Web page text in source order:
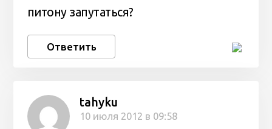
питону запутаться?
Ответить
tahyku
10 июля 2012 в 09:58